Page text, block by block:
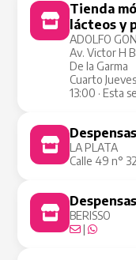
Tienda
lácteos y
ADOLFO
Av. Victor H
De la Garma
Cuarto
13:00 · Esta
LA PLATA
Calle 49 n°
BERISSO
|